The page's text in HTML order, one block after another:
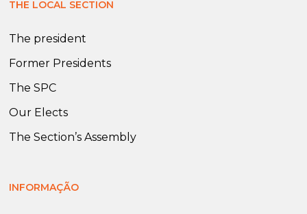
THE LOCAL SECTION
The president
Former Presidents
The SPC
Our Elects
The Section’s Assembly
INFORMAÇÃO